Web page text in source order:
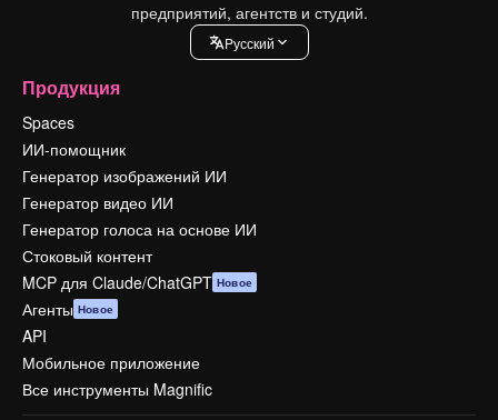
предприятий, агентств и студий.
Pусский
Продукция
Spaces
ИИ-помощник
Генератор изображений ИИ
Генератор видео ИИ
Генератор голоса на основе ИИ
Стоковый контент
MCP для Claude/ChatGPT Новое
Агенты Новое
API
Мобильное приложение
Все инструменты Magnific